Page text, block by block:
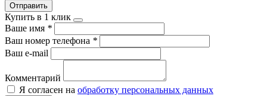
Отправить
Купить в 1 клик
Ваше имя *
Ваш номер телефона *
Ваш e-mail
Комментарий
Я согласен на обработку персональных данных